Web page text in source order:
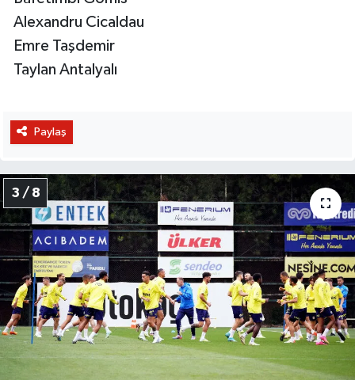
Alexandru Cicaldau
Emre Taşdemir
Taylan Antalyalı
Paylaş
3 / 8